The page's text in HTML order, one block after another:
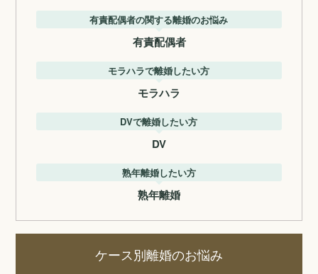
有責配偶者の関する離婚のお悩み
有責配偶者
モラハラで離婚したい方
モラハラ
DVで離婚したい方
DV
熟年離婚したい方
熟年離婚
ケース別離婚のお悩み